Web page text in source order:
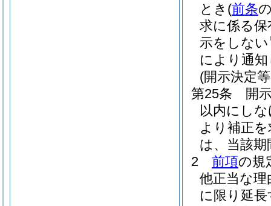
とき (前条
求に係る
示をしな
により通
(開示決定
第25条
開
以内にし
より補正
は、当該
2
前項の規
他正当な
に限り延